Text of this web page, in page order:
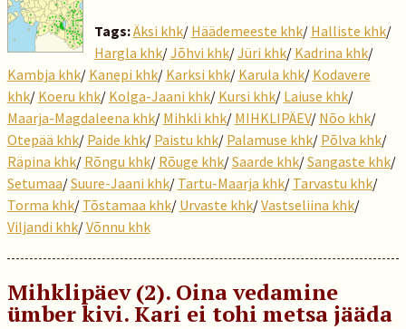
Tags:Äksi khk/ Häädemeeste khk/ Halliste khk/
Hargla khk/Jõhvi khk/Jüri khk/ Kadrina khk/
Kambja khk/ Kanepi khk/ Karksi khk/ Karula khk/ Kodavere
khk/ Koeru khk/ Kolga-Jaani khk/ Kursi khk/ Laiuse khk/
Maarja-Magdaleena khk/ Mihkli khk/ MIHKLIPÄEV/ Nõo khk/
Otepää khk/ Paide khk/ Paistu khk/ Palamuse khk/ Põlva khk/
Räpina khk/ Rõngu khk/ Rõuge khk/Saarde khk/Sangaste khk/
Setumaa/Suure-Jaani khk/ Tartu-Maarja khk/ Tarvastu khk/
Torma khk/ Tõstamaa khk/ Urvaste khk/Vastseliina khk/
Viljandi khk/Võnnu khk
Mihklipäev (2). Oina vedamine
ümber kivi. Kari ei tohi metsa jääda